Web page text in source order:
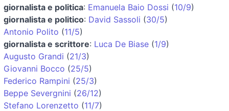
giornalista e politica: Emanuela Baio Dossi (10/9)
giornalista e politico: David Sassoli (30/5)
Antonio Polito (11/5)
giornalista e scrittore: Luca De Biase (1/9)
Augusto Grandi (21/3)
Giovanni Bocco (25/5)
Federico Rampini (25/3)
Beppe Severgnini (26/12)
Stefano Lorenzetto (11/7)